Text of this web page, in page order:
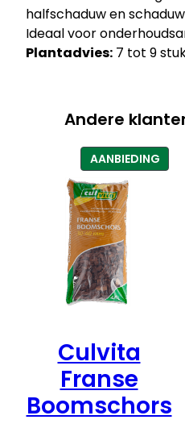
halfschaduw en
Ideaal voor
Plantadvies: 7 tot 9
Andere
AANBIEDING
IN
Culvita
Franse
Boomschors